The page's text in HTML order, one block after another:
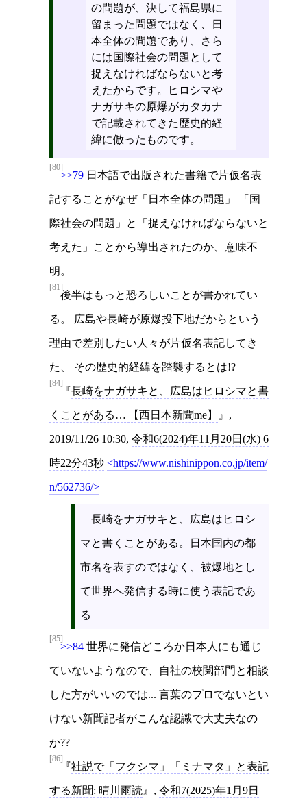
の問題が、決して福島県に
留まった問題ではなく、日
本全体の問題であり、さら
には国際社会の問題として
捉えなければならないと考
えたからです。ヒロシマや
ナガサキの原爆がカタカナ
で記載されてきた歴史的経
緯に倣ったものです。
[80]
>>79 日本語で出版された書籍で片仮名表
記することがなぜ「日本全体の問題」 「国
際社会の問題」と「捉えなければならないと
考えた」ことから導出されたのか、意味不
明。
[81]
後半はもっと恐ろしいことが書かれてい
る。 広島や長崎が原爆投下地だからという
理由で差別したい人々が片仮名表記してき
た、 その歴史的経緯を踏襲するとは!?
[84]
長崎をナガサキと、広島はヒロシマと書
くことがある…|【西日本新聞me】 ,
2019/11/26 10:30, 令和6(2024)年11月20日(水) 6
時22分43秒 https://www.nishinippon.co.jp/item/
n/562736/
長崎をナガサキと、広島はヒロシ
マと書くことがある。日本国内の都
市名を表すのではなく、被爆地とし
て世界へ発信する時に使う表記であ
る
[85]
>>84 世界に発信どころか日本人にも通じ
ていないようなので、自社の校閲部門と相談
した方がいいのでは... 言葉のプロでないとい
けない新聞記者がこんな認識で大丈夫なの
か??
[86]
社説で「フクシマ」「ミナマタ」と表記
する新聞: 晴川雨読 , 令和7(2025)年1月9日